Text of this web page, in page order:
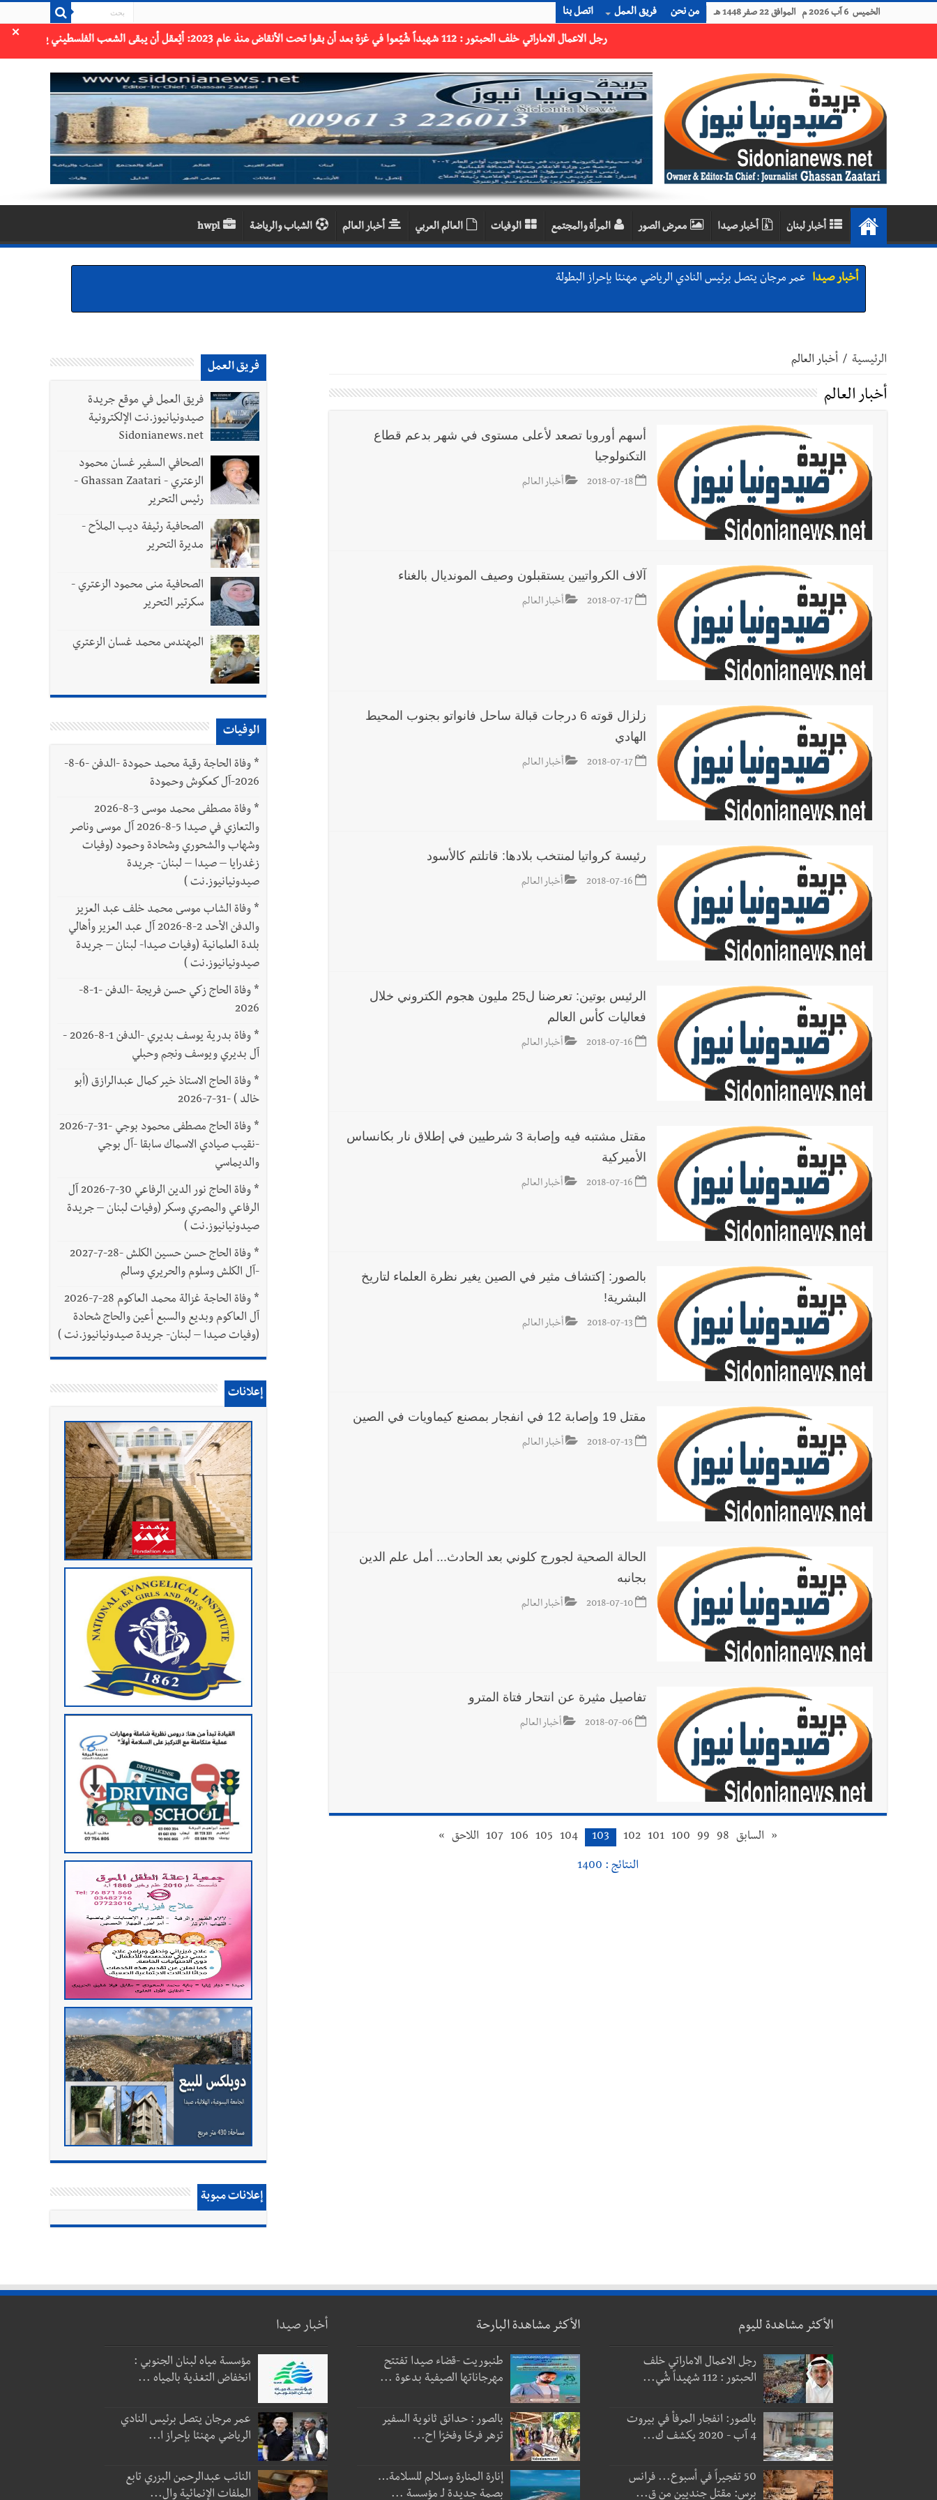
الخميس 6 آب 2026 م الموافق 22 صفر 1448 هـ من نحن فريق العمل اتصل بنا
×
أخبار لبنان أخبار صيدا معرض الصور المرأة والمجتمع الوفيات العالم العربي أخبار العالم الشباب والرياضة hwpl
أخبار صيدا عمر مرجان يتصل برئيس النادي الرياضي مهنئا بإحراز البطولة
مفرزة صيدا القضائية توقف ثلاثة أشخاص بجرائم استدراج وابتزاز واعتداء جنسي على قاصر
أخبار صيدا المهندس محمد دندشلي : صيدا 2027 : فلنجعلها قصة يرويها لبنان تؤسس للمستقبل لا سنة نحتفل بها ثم نطويها
أخبار لبنان الطقس غدا صيفي معتاد والحرارة ضمن معدلاتها الموسمية
أخبار لبنان راتب النائب من 3 آلاف إلى 5 آلاف دولار شهرياً... فكيف أقرّت الزيادة؟
أخبار لبنان مواجهة مؤجّلة لنزاع طويل
العالم العربي
رجل الاعمال الاماراتي خلف الحبتور : 112 شهيداً شُيّعوا في ‫غزة‬ بعد أن بقوا تحت الأنقاض منذ عام 2023: أيُعقل أن يبقى الشعب الفلسطيني يعيش كل هذا الألم؟ وإلى متى
تستمر هذه المعاناة التي تمزق القلوب والضمائر؟
أخبار العالم الرئيس الأميركي ترامب يحذّر إيران من ضربة قوية... وإعلام إيراني: الاتّفاق مع عُمان مؤجّل ما دامت التهديدات مستمرّة
الرئيسية / أخبار العالم
أخبار العالم
أسهم أوروبا تصعد لأعلى مستوى في شهر بدعم قطاع
التكنولوجيا
2018-07-18 أخبار العالم
آلاف الكرواتيين يستقبلون وصيف المونديال بالغناء
2018-07-17 أخبار العالم
زلزال قوته 6 درجات قبالة ساحل فانواتو بجنوب المحيط
الهادي
2018-07-17 أخبار العالم
رئيسة كرواتيا لمنتخب بلادها: قاتلتم كالأسود
2018-07-16 أخبار العالم
الرئيس بوتين: تعرضنا ل25 مليون هجوم الكتروني خلال
فعاليات كأس العالم
2018-07-16 أخبار العالم
مقتل مشتبه فيه وإصابة 3 شرطيين في إطلاق نار بكانساس
الأميركية
2018-07-16 أخبار العالم
بالصور: إكتشاف مثير في الصين يغير نظرة العلماء لتاريخ
البشرية!
2018-07-13 أخبار العالم
مقتل 19 وإصابة 12 في انفجار بمصنع كيماويات في الصين
2018-07-13 أخبار العالم
الحالة الصحية لجورج كلوني بعد الحادث... أمل علم الدين
بجانبه
2018-07-10 أخبار العالم
تفاصيل مثيرة عن انتحار فتاة المترو
2018-07-06 أخبار العالم
« السابق 98
99
100
101
102
103
104
105
106
107 اللاحق »
النتائج : 1400
فريق العمل
فريق العمل في موقع جريدة
صيدونيانيوز.نت الإلكترونية
Sidonianews.net
الصحافي السفير غسان محمود
الزعتري - Ghassan Zaatari -
رئيس التحرير
الصحافية رئيفة ديب الملاّح -
مديرة التحرير
الصحافية منى محمود الزعتري -
سكرتير التحرير
المهندس محمد غسان الزعتري
الوفيات
*
وفاة الحاجة رقية محمد حمودة -الدفن -6-8-
2026-آل كعكوش وحمودة
*
وفاة مصطفى محمد موسى 3-8-2026
والتعازي في صيدا 5-8-2026 آل موسى وناصر
وشهاب والشحوري وشحادة وحمود (وفيات
زغدرايا – صيدا – لبنان- جريدة
صيدونيانيوز.نت )
* وفاة الشاب موسى محمد خلف عبد العزيز
والدفن الأحد 2-8-2026 آل عبد العزيز وأهالي
بلدة العلمانية (وفيات صيدا- لبنان – جريدة
صيدونيانيوز.نت )
*
وفاة الحاج زكي حسن فريجة -الدفن -1-8-
2026
*
وفاة بدرية يوسف بديري -الدفن 1-8-2026 -
آل بديري ويوسف ونجم وحبلي
* وفاة الحاج الاستاذ خير كمال عبدالرازق (أبو
خالد ) -31-7-2026
*
وفاة الحاج مصطفى محمود بوجي -31-7-2026
-نقيب صيادي الاسماك سابقا -آل بوجي
والديماسي
*
وفاة الحاج نور الدين الرفاعي 30-7-2026 آل
الرفاعي والمصري وسكر (وفيات لبنان – جريدة
صيدونيانيوز.نت )
*
وفاة الحاج حسن حسين الكلش -28-7-2027
-آل الكلش وسلوم والحريري وسالم
*
وفاة الحاجة غزالة محمد العاكوم 28-7-2026
آل العاكوم وبديع والسبع أعين والحاج شحادة
(وفيات صيدا – لبنان- جريدة صيدونيانيوز.نت )
إعلانات
إعلانات مبوبة
الأكثر مشاهدة لليوم
رجل الاعمال الاماراتي خلف
الحبتور : 112 شهيداً شُي...
بالصور: انفجار المرفأ في بيروت
4 آب - 2020 يكشف ك...
50 تفجيراً في أسبوع... فرانس
برس: مقتل جنديين من ق...
الأكثر مشاهدة البارحة
طنبوريت -قضاء صيدا تفتتح
مهرجاناتها الصيفية بدعوة ...
بالصور : حدائق ثانوية السفير
تزهر فرحًا وفخرًا اح...
إنارة المنارة وسلالم للسلامة…
بصمة جديدة لـ مؤسسة ...
أخبار صيدا
مؤسسة مياه لبنان الجنوبي :
انخفاض التغذية بالمياه ...
عمر مرجان يتصل برئيس النادي
الرياضي مهنئا بإحراز ا...
النائب عبدالرحمن البزري تابع
الملفات الإنمائية وال...